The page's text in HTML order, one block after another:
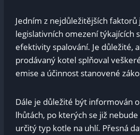
Jedním z nejdůležitějších‌
⁢legislativních omezení týkajících⁣
efektivity spalování. Je ⁤důležité,‍
prodávaný kotel splňoval
emise a účinnost stanovené
Dále je důležité ⁢být ⁣informován
lhůtách, po kterých se již
určitý typ kotle na uhlí.⁤ Přesná